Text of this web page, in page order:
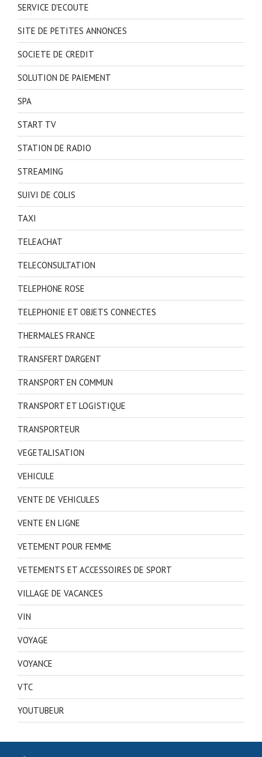
SERVICE D'ECOUTE
SITE DE PETITES ANNONCES
SOCIETE DE CREDIT
SOLUTION DE PAIEMENT
SPA
START TV
STATION DE RADIO
STREAMING
SUIVI DE COLIS
TAXI
TELEACHAT
TELECONSULTATION
TELEPHONE ROSE
TELEPHONIE ET OBJETS CONNECTES
THERMALES FRANCE
TRANSFERT D'ARGENT
TRANSPORT EN COMMUN
TRANSPORT ET LOGISTIQUE
TRANSPORTEUR
VEGETALISATION
VEHICULE
VENTE DE VEHICULES
VENTE EN LIGNE
VETEMENT POUR FEMME
VETEMENTS ET ACCESSOIRES DE SPORT
VILLAGE DE VACANCES
VIN
VOYAGE
VOYANCE
VTC
YOUTUBEUR